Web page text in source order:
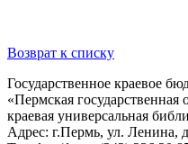
Возврат к списку
Государственное краевое
«Пермская государственная
краевая универсальная
Адрес: г.Пермь, ул. Ленина,